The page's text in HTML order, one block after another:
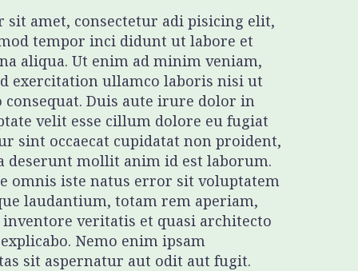
sit amet, consectetur adi pisicing elit,
tempor inci didunt ut labore et
aliqua. Ut enim ad minim veniam,
exercitation ullamco laboris nisi ut
consequat. Duis aute irure dolor in
velit esse cillum dolore eu fugiat
sint occaecat cupidatat non proident,
deserunt mollit anim id est laborum.
omnis iste natus error sit voluptatem
laudantium, totam rem aperiam,
inventore veritatis et quasi architecto
Nemo enim ipsam
sit aspernatur aut odit aut fugit.